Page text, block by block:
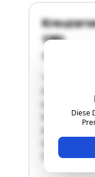
Diese
199)
auf und
Westseite im
angeschüttet.
Südseite
527/2,